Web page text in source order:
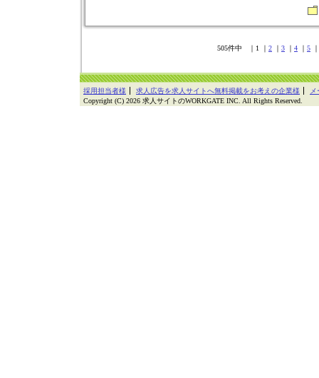
505件中 ｜1 ｜ 2 ｜ 3 ｜ 4 ｜ 5 ｜
採用担当者様 求人広告を求人サイトへ無料掲載をお考えの企業様
Copyright (C) 2026 求人サイトのWORKGATE INC. All Rights Reserved.